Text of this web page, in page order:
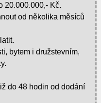
20.000.000,- Kč.
od několika měsíců
bytem i družstevním,
do 48 hodin od dodání